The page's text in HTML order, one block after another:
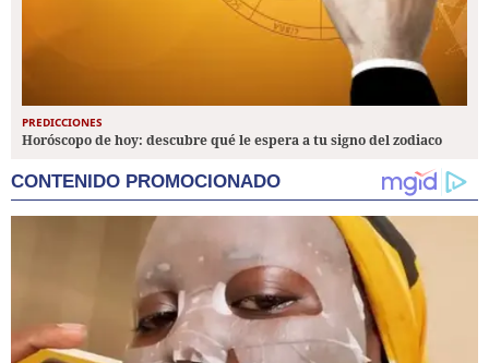
PREDICCIONES
Horóscopo de hoy: descubre qué le espera a tu signo del zodiaco
CONTENIDO PROMOCIONADO